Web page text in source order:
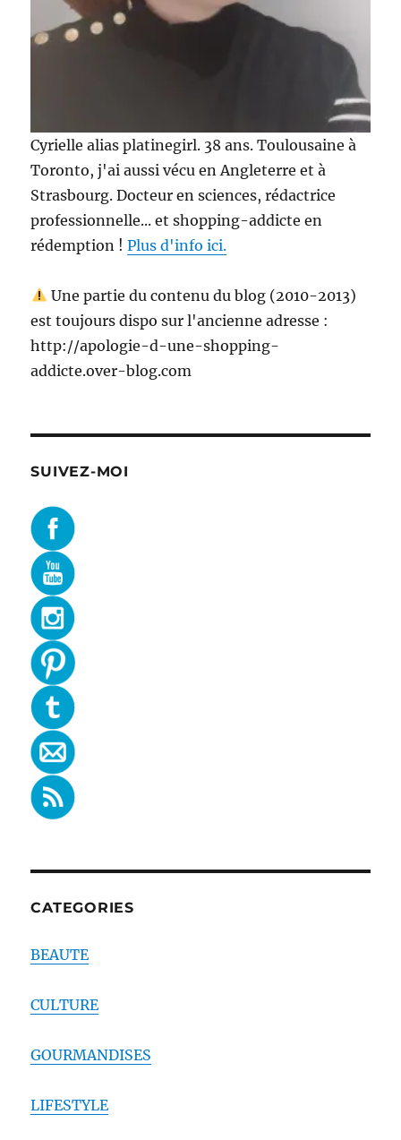
Cyrielle alias platinegirl. 38 ans. Toulousaine à
Toronto, j'ai aussi vécu en Angleterre et à
Strasbourg. Docteur en sciences, rédactrice
professionnelle... et shopping-addicte en
rédemption !Plus d'info ici.
Une partie du contenu du blog (2010-2013)
est toujours dispo sur l'ancienne adresse :
http://apologie-d-une-shopping-
addicte.over-blog.com
SUIVEZ-MOI
CATEGORIES
BEAUTE
CULTURE
GOURMANDISES
LIFESTYLE